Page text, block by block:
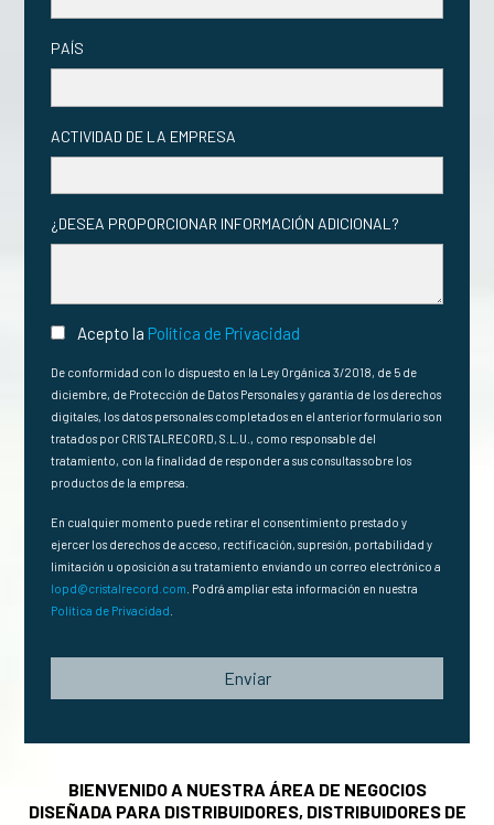
PAÍS
ACTIVIDAD DE LA EMPRESA
¿DESEA PROPORCIONAR INFORMACIÓN ADICIONAL?
Acepto la Política de Privacidad
De conformidad con lo dispuesto en la Ley Orgánica 3/2018, de 5 de
diciembre, de Protección de Datos Personales y garantía de los derechos
digitales, los datos personales completados en el anterior formulario son
tratados por CRISTALRECORD, S.L.U., como responsable del
tratamiento, con la finalidad de responder a sus consultas sobre los
productos de la empresa.
En cualquier momento puede retirar el consentimiento prestado y
ejercer los derechos de acceso, rectificación, supresión, portabilidad y
limitación u oposición a su tratamiento enviando un correo electrónico a
lopd@cristalrecord.com . Podrá ampliar esta información en nuestra
Política de Privacidad
Enviar
BIENVENIDO A NUESTRA ÁREA DE NEGOCIOS
DISEÑADA PARA DISTRIBUIDORES, DISTRIBUIDORES DE